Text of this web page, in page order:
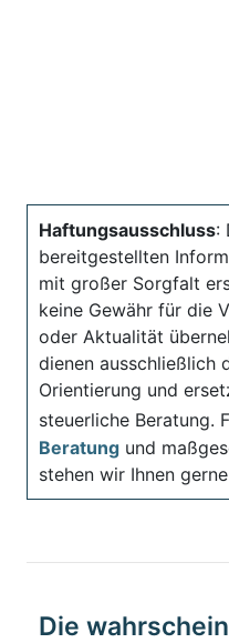
Haftungsausschluss:
bereitgestellten
mit großer Sorgfalt
keine Gewähr für die
oder Aktualität
dienen ausschließlich
Orientierung und
steuerliche Beratung.
Beratung und
stehen wir Ihnen
Die